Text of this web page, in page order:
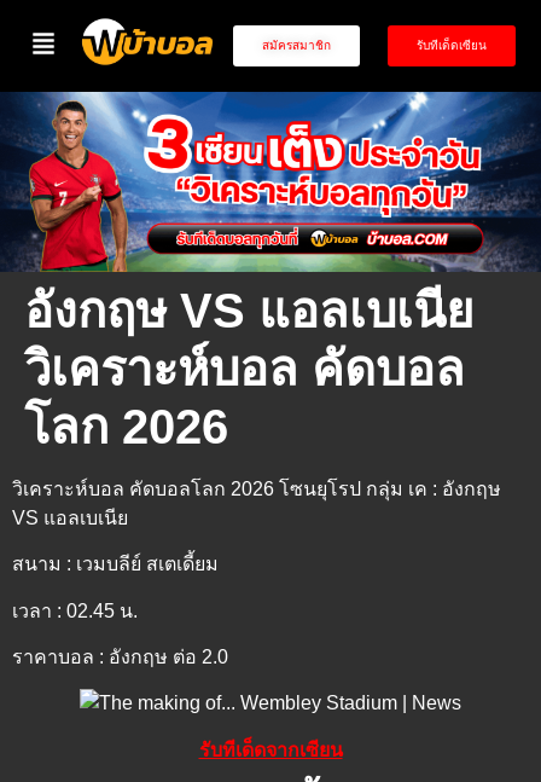
สมัครสมาชิก รับทีเด็ดเซียน
อังกฤษ VS แอลเบเนีย
วิเคราะห์บอล คัดบอล
โลก 2026
วิเคราะห์บอล คัดบอลโลก 2026 โซนยุโรป กลุ่ม เค : อังกฤษ
VS แอลเบเนีย
สนาม : เวมบลีย์ สเตเดี้ยม
เวลา : 02.45 น.
ราคาบอล : อังกฤษ ต่อ 2.0
รับทีเด็ดจากเซียน